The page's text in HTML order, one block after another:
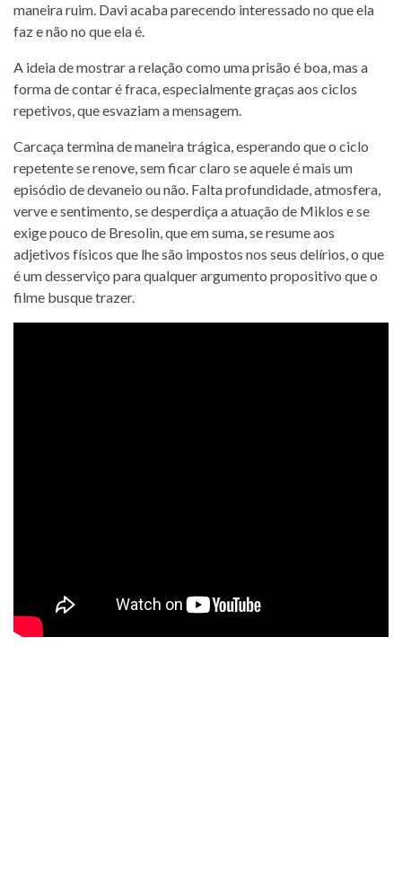
maneira ruim. Davi acaba parecendo interessado no que ela
faz e não no que ela é.
A ideia de mostrar a relação como uma prisão é boa, mas a
forma de contar é fraca, especialmente graças aos ciclos
repetivos, que esvaziam a mensagem.
Carcaça termina de maneira trágica, esperando que o ciclo
repetente se renove, sem ficar claro se aquele é mais um
episódio de devaneio ou não. Falta profundidade, atmosfera,
verve e sentimento, se desperdiça a atuação de Miklos e se
exige pouco de Bresolin, que em suma, se resume aos
adjetivos físicos que lhe são impostos nos seus delírios, o que
é um desserviço para qualquer argumento propositivo que o
filme busque trazer.